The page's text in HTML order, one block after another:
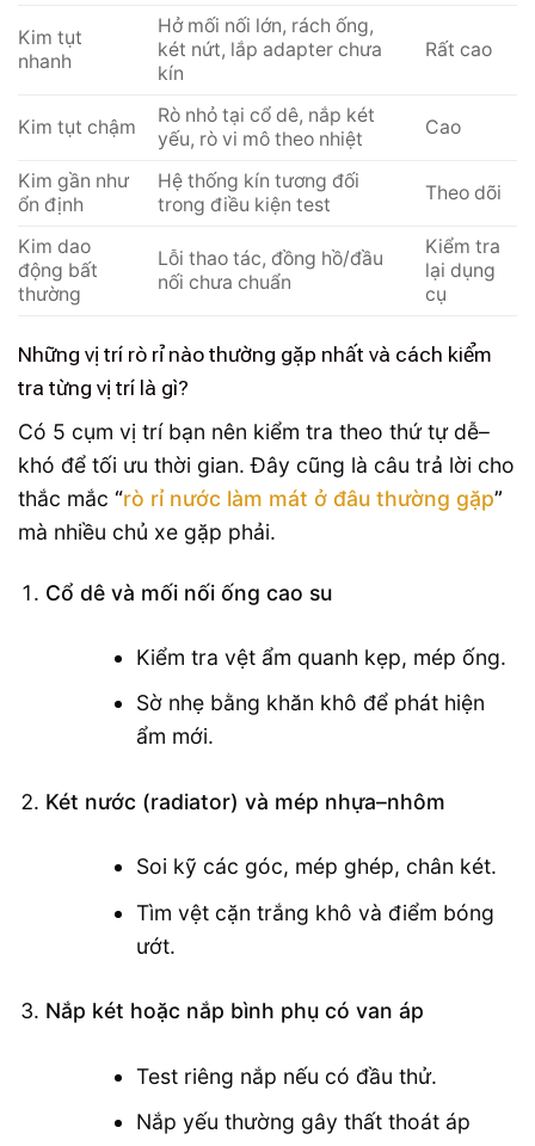
Kim tụt
nhanh
Hở mối nối lớn, rách ống,
két nứt, lắp adapter chưa
kín
Rất cao
Kim tụt chậm
Rò nhỏ tại cổ dê, nắp két
yếu, rò vi mô theo nhiệt
Cao
Kim gần như
ổn định
Hệ thống kín tương đối
trong điều kiện test
Theo dõi
Kim dao
động bất
thường
Lỗi thao tác, đồng hồ/đầu
nối chưa chuẩn
Kiểm tra
lại dụng
cụ
Những vị trí rò rỉ nào thường gặp nhất và cách kiểm
tra từng vị trí là gì?
Có 5 cụm vị trí bạn nên kiểm tra theo thứ tự dễ–
khó để tối ưu thời gian. Đây cũng là câu trả lời cho
thắc mắc “rò rỉ nước làm mát ở đâu thường gặp”
mà nhiều chủ xe gặp phải.
Cổ dê và mối nối ống cao su
Kiểm tra vệt ẩm quanh kẹp, mép ống.
Sờ nhẹ bằng khăn khô để phát hiện
ẩm mới.
Két nước (radiator) và mép nhựa–nhôm
Soi kỹ các góc, mép ghép, chân két.
Tìm vệt cặn trắng khô và điểm bóng
ướt.
Nắp két hoặc nắp bình phụ có van áp
Test riêng nắp nếu có đầu thử.
Nắp yếu thường gây thất thoát áp